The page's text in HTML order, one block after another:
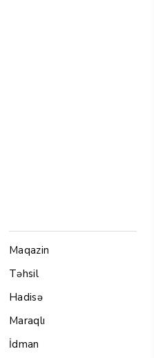
Maqazin
Təhsil
Hadisə
Maraqlı
İdman